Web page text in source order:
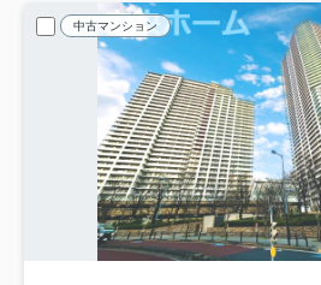
中古マンション